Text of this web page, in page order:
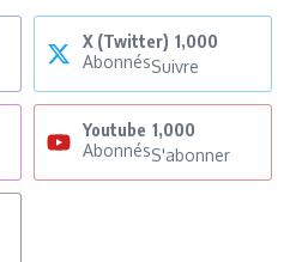
X (Twitter) 1,000
AbonnésSuivre
Youtube 1,000
AbonnésS'abonner